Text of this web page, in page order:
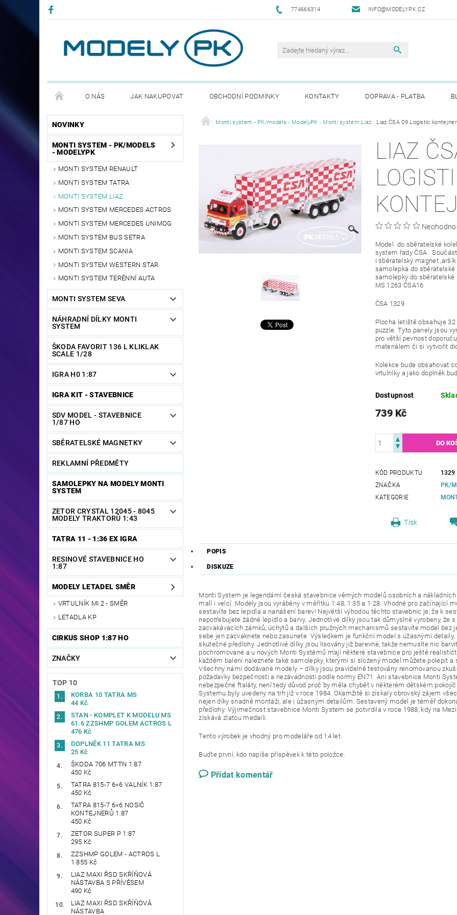
774666314 INFO@MODELYPK.CZ
O NÁS JAK NAKUPOVAT OBCHODNÍ PODMÍNKY KONTAKTY DOPRAVA - PLATBA
PODMÍNKY OCHRANNY OSOBNÍCH ÚDAJŮ GDPR
NOVINKY
MONTI SYSTEM - PK/MODELS
- MODELYPK
MONTI SYSTEM RENAULT
MONTI SYSTEM TATRA
MONTI SYSTEM LIAZ
MONTI SYSTEM MERCEDES ACTROS
MONTI SYSTEM MERCEDES UNIMOG
MONTI SYSTEM BUS SETRA
MONTI SYSTEM SCANIA
MONTI SYSTEM WESTERN STAR
MONTI SYSTEM TERÉNNÍ AUTA
MONTI SYSTEM SEVA
NÁHRADNÍ DÍLKY MONTI
SYSTEM
ŠKODA FAVORIT 136 L KLIKLAK
SCALE 1/28
IGRA H0 1:87
IGRA KIT - STAVEBNICE
SDV MODEL - STAVEBNICE
1/87 HO
SBĚRATELSKÉ MAGNETKY
REKLAMNÍ PŘEDMĚTY
SAMOLEPKY NA MODELY MONTI
SYSTEM
ZETOR CRYSTAL 12045 - 8045
MODELY TRAKTORŮ 1:43
TATRA 11 - 1:36 EX IGRA
RESINOVÉ STAVEBNICE HO
1:87
MODELY LETADEL SMĚR
VRTULNÍK MI 2 - SMĚR
LETADLA KP
CIRKUS SHOP 1:87 HO
ZNAČKY
TOP 10
KORBA 10 TATRA MS
44 Kč
STAN - KOMPLET K MODELU MS
61.6 ZZSHMP GOLEM ACTROS L
476 Kč
DOPLNĚK 11 TATRA MS
25 Kč
ŠKODA 706 MTTN 1:87
450 Kč
TATRA 815-7 6×6 VALNÍK 1:87
450 Kč
TATRA 815-7 6×6 NOSIČ
KONTEJNERŮ 1:87
450 Kč
ZETOR SUPER P 1:87
295 Kč
ZZSHMP GOLEM - ACTROS L
1 855 Kč
LIAZ MAXI ŘSD SKŘÍŇOVÁ
NÁSTAVBA S PŘÍVĚSEM
490 Kč
LIAZ MAXI ŘSD SKŘÍŇOVÁ
NÁSTAVBA
Monti system - PK/models - ModelyPK Monti system Liaz Liaz ČSA 09 Logistic
LIAZ
Model do sběratelské
system řady ČSA .
i sběratelský magnet
samolepka do sběratelské
samolepky do sběratelské
MS 1263 ČSA16
ČSA 1329
Plocha letiště obsahuje
puzzle. Tyto panely jsou
pro větší pevnost
materiálem či si vytvořit
Kolekce bude obsahovat
vrtulníky a jako doplněk
Dostupnost
739 Kč
KÓD PRODUKTU
1329
ZNAČKA
PK/
KATEGORIE
Tisk
POPIS
DISKUZE
Monti System je legendární česká stavebnice věrných modelů osobních a
malí i velcí. Modely jsou vyráběny v měřítku 1:48, 1:35 a 1:28. Vhodné pro začínající
sestavíte bez lepidla a nanášení barev! Největší výhodou těchto stavebnic je, že k
nepotřebujete žádné lepidlo a barvy. Jednotlivé dílky jsou tak důmyslně vyrobeny, že
zacvakávacích zámků, úchytů a dalších pružných mechanismů sestavíte model bez
sebe jen zacvaknete nebo zasunete. Výsledkem je funkční model s úžasnými detaily,
skutečné předlohy. Jednotlivé dílky jsou lisovány již barevné, takže nemusíte nic
pochromované a u nových Monti Systémů mají některé stavebnice pro ještě
každém balení naleznete také samolepky, kterými si složený model můžete polepit a
Všechny námi dodávané modely – dílky jsou pravidelně testovány renomovanou
požadavky bezpečnosti a nezávadnosti podle normy EN71. Ani stavebnice Monti
nebezpečné ftaláty, není tedy důvod proč by měla chybět v některém dětském
Systemu byly uvedeny na trh již v roce 1984. Okamžitě si získaly obrovský zájem
nejen díky snadné montáži, ale i úžasným detailům. Sestavený model je téměř
předlohy. Výjimečnost stavebnice Monti System se potvrdila v roce 1988, kdy na
získává zlatou medaili.
Tento výrobek je vhodný pro modeláře od 14 let
Buďte první, kdo napíše příspěvek k této položce.
Přidat komentář